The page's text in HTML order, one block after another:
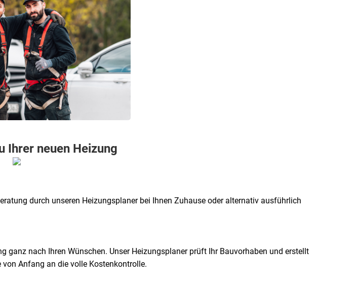
Ihrer neuen Heizung
durch unseren Heizungsplaner bei Ihnen Zuhause oder alternativ ausführlich
ganz nach Ihren Wünschen. Unser Heizungsplaner prüft Ihr Bauvorhaben und erstellt
Anfang an die volle Kostenkontrolle.